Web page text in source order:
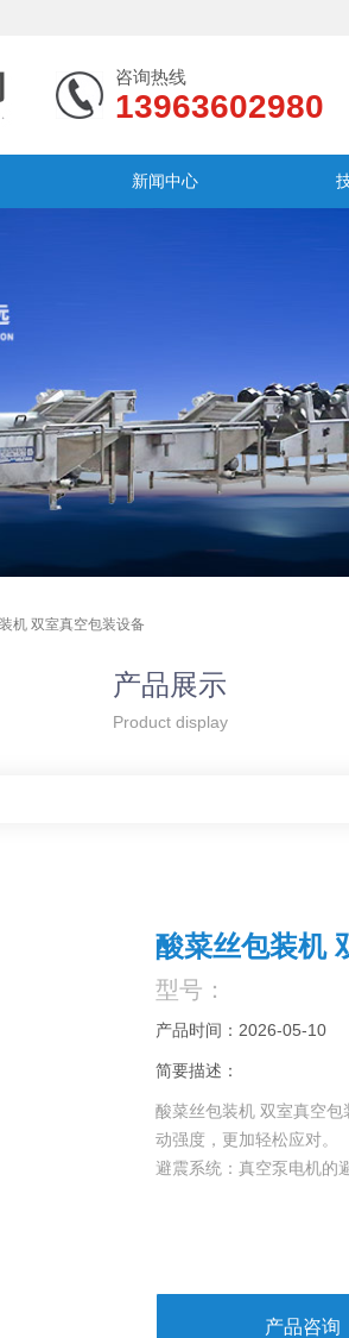
咨询热线
13963602980
新闻中心
机 双室真空包装设备
产品展示
Product display
酸菜丝包装机
型号：
产品时间：2026-05-10
简要描述：
酸菜丝包装机 双室真空
动强度，更加轻松应对。
避震系统：真空泵电机的
产品咨询